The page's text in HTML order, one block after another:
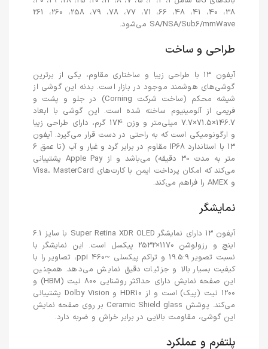
38، 40، 41، 48، 66، 71، 77، 78، 79، 258، 260، 261
SA/NSA/Sub6/mmWave می‌شود.
طراحی و ساخت
آیفون 13 با طراحی زیبا و ساختاری مقاوم، یکی از برترین
گوشی‌های هوشمند موجود در بازار است. بدنه این گوشی از
شیشه محکم (ساخت شرکت Corning) در جلو و پشت و
فریمی از آلومینیوم ساخته شده است. این گوشی با ابعاد
146.7×71.5×7.7 میلی‌متر و وزن 174 گرم، دارای طراحی زیبا
و ارگونومیکی است که به راحتی در دست قرار می‌گیرد. آیفون
13 با استاندارد IP68 مقاوم در برابر گرد و غبار و آب (تا عمق 6
متر به مدت 30 دقیقه) می‌باشد و از Apple Pay پشتیبانی
می‌کند که امکان پرداخت ایمن با کارت‌های Visa، MasterCard
و AMEX را فراهم می‌کند.
نمایشگر
آیفون 13 دارای نمایشگر Super Retina XDR OLED با سایز 6.1
اینچ و رزولوشن 1170×2532 پیکسل است. این نمایشگر با
نسبت تصویر 19.5:9 و تراکم پیکسلی ~460 ppi، تصاویر را با
کیفیت بسیار بالا و جزئیات دقیق نمایش می‌دهد. همچنین
این صفحه نمایش دارای حداکثر روشنایی 800 نیت (HBM) و
1200 نیت (پیک) است و از HDR10 و Dolby Vision پشتیبانی
می‌کند. پوشش Ceramic Shield glass بر روی صفحه نمایش
این گوشی، مقاومت بالایی در برابر خراش و ضربه دارد.
پلتفرم و عملکرد